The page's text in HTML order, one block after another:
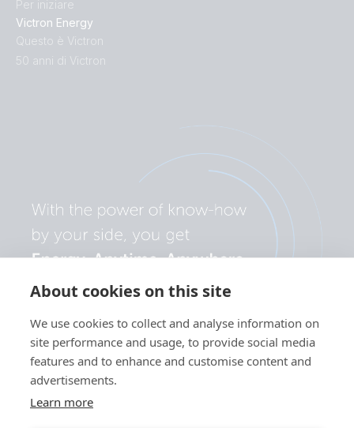
About cookies on this site
We use cookies to collect and analyse information on
site performance and usage, to provide social media
features and to enhance and customise content and
advertisements.
Learn more
Per iniziare
Victron Energy
Questo è Victron
50 anni di Victron